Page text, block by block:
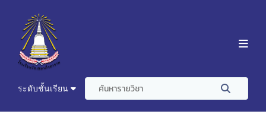
ระดับชั้นเรียน